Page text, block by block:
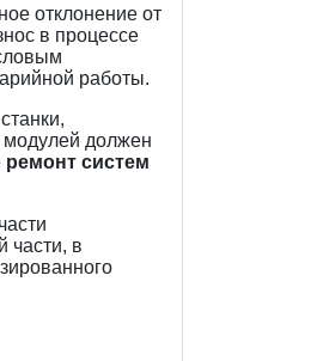
отклонение от
в процессе
работы.
модулей должен
ремонт систем
части, в